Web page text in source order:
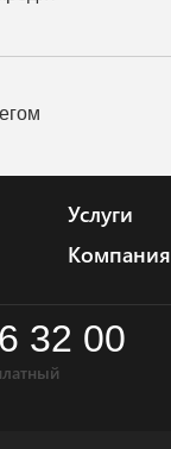
Услуги
Компания
32 00